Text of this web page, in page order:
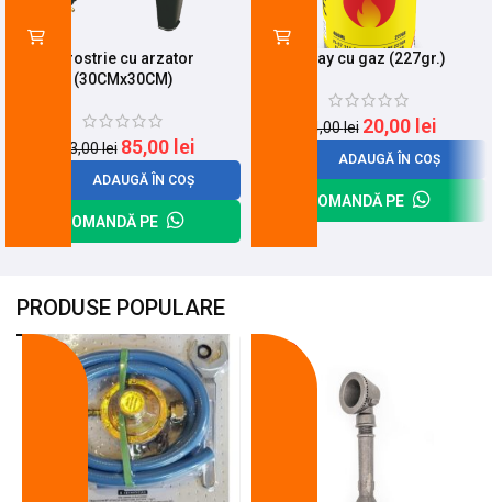
Pirostrie cu arzator
(30CMx30CM)
113,00lei 85,00 lei
ADAUGĂ ÎN COȘ
COMANDĂ PE
Spray cu gaz (227gr.)
24,00lei 20,00 lei
ADAUGĂ ÎN COȘ
COMANDĂ PE
PRODUSE POPULARE